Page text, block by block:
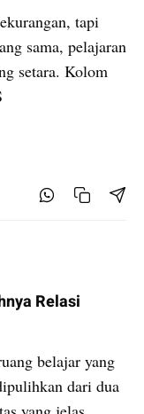
tapi
sama, pelajaran
setara. Kolom
Relasi
belajar yang
dari dua